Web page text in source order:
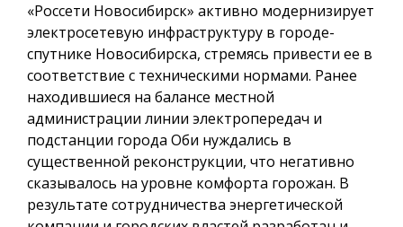
«Россети Новосибирск» активно модернизирует
электросетевую инфраструктуру в городе-
спутнике Новосибирска, стремясь привести ее в
соответствие с техническими нормами. Ранее
находившиеся на балансе местной
администрации линии электропередач и
подстанции города Оби нуждались в
существенной реконструкции, что негативно
сказывалось на уровне комфорта горожан. В
результате сотрудничества энергетической